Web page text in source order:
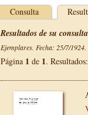
Consulta
Resultados de su consulta
Ejemplares. Fecha: 25/7/
Página 1 de 1. Resultados: